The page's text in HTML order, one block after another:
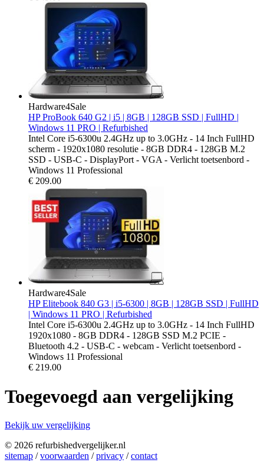
Hardware4Sale
HP ProBook 640 G2 | i5 | 8GB | 128GB SSD | FullHD |
Windows 11 PRO | Refurbished
Intel Core i5-6300u 2.4GHz up to 3.0GHz - 14 Inch FullHD
scherm - 1920x1080 resolutie - 8GB DDR4 - 128GB M.2
SSD - USB-C - DisplayPort - VGA - Verlicht toetsenbord -
Windows 11 Professional
€ 209.00
Hardware4Sale
HP Elitebook 840 G3 | i5-6300 | 8GB | 128GB SSD | FullHD
| Windows 11 PRO | Refurbished
Intel Core i5-6300u 2.4GHz up to 3.0GHz - 14 Inch FullHD
1920x1080 - 8GB DDR4 - 128GB SSD M.2 PCIE -
Bluetooth 4.2 - USB-C - webcam - Verlicht toetsenbord -
Windows 11 Professional
€ 219.00
Toegevoegd aan vergelijking
Bekijk uw vergelijking
© 2026 refurbishedvergelijker.nl
sitemap /voorwaarden /privacy /contact